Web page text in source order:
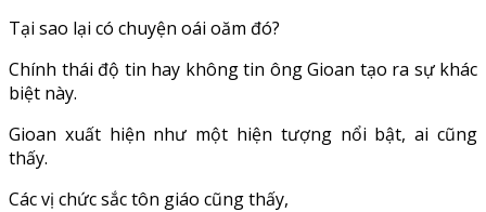
Tại sao lại có chuyện oái oăm đó?
Chính thái độ tin hay không tin ông Gioan tạo ra sự khác
biệt này.
Gioan xuất hiện như một hiện tượng nổi bật, ai cũng
thấy.
Các vị chức sắc tôn giáo cũng thấy,